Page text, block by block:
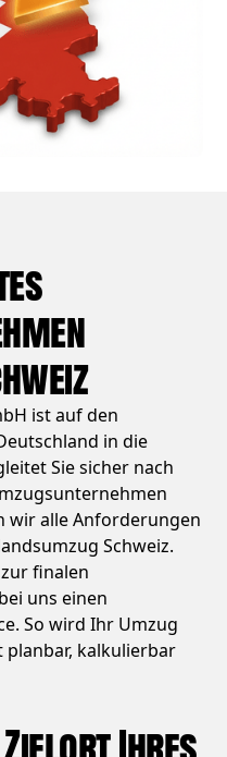
ist auf den
in die
Sie sicher nach
wir alle Anforderungen
Schweiz.
finalen
uns einen
So wird Ihr Umzug
kalkulierbar